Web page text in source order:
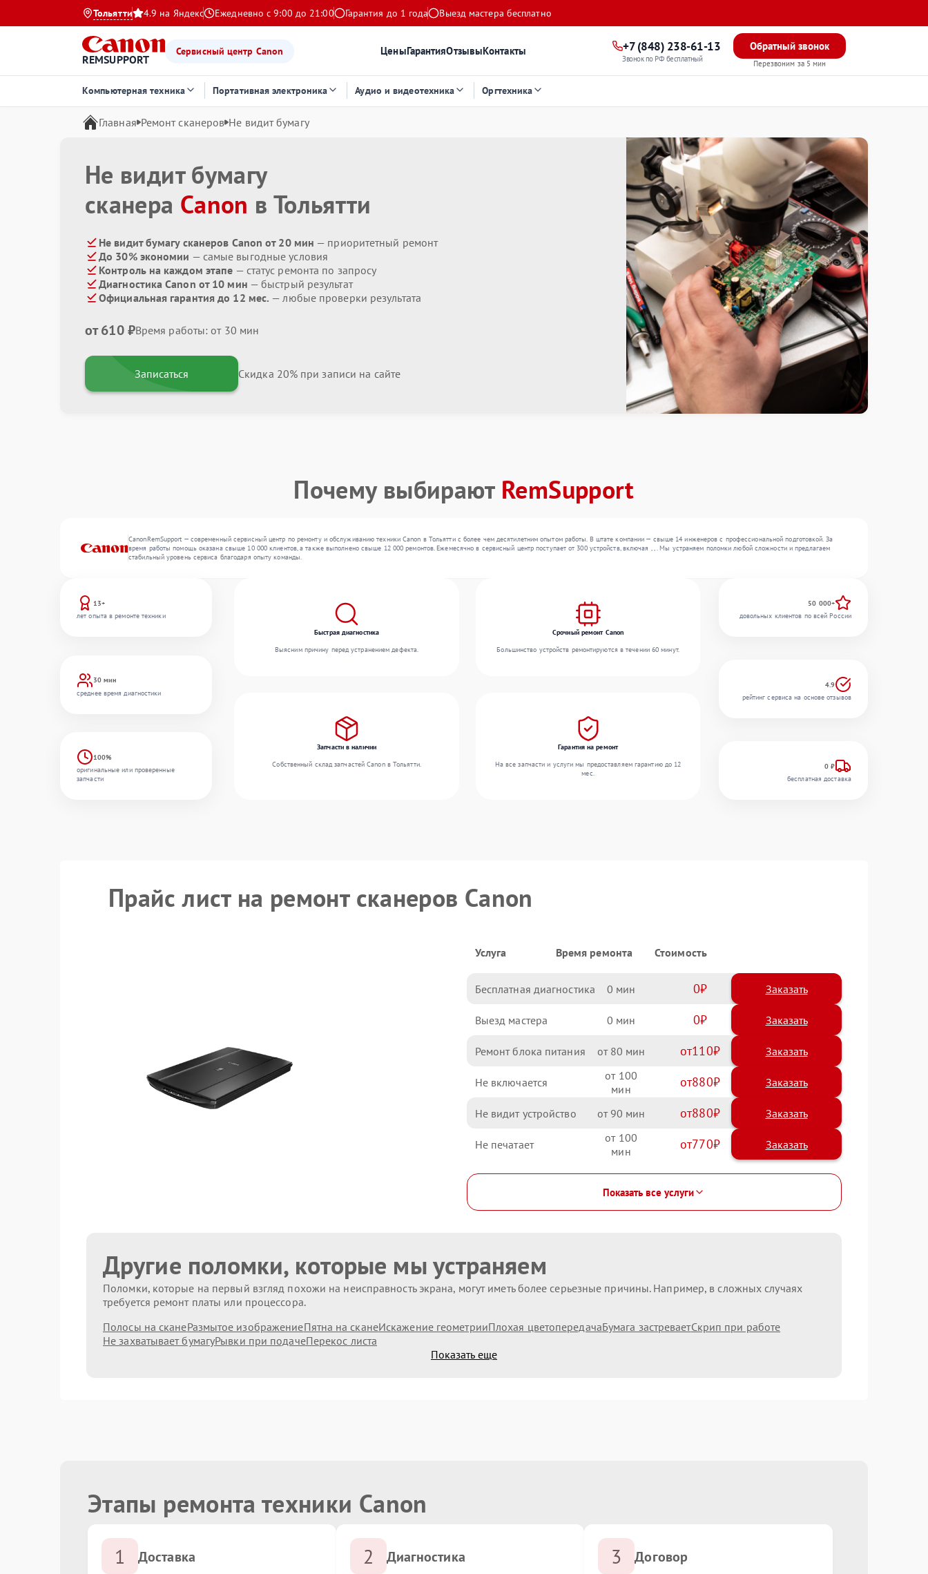
Тольятти 4.9 на Яндекс Ежедневно с 9:00 до 21:00 Гарантия до 1 года Выезд мастера бесплатно
REMSUPPORT
Сервисный центр Canon ЦеныГарантияОтзывыКонтакты +7 (848) 238-61-13
Звонок по РФ бесплатный
Обратный звонок
Перезвоним за 5 мин
Компьютерная техника Портативная электроника Аудио и видеотехника Оргтехника
Главная Ремонт сканеров Не видит бумагу
Не видит бумагу
сканера Canon в Тольятти
Не видит бумагу сканеров Canon от 20 мин — приоритетный ремонт
До 30% экономии — самые выгодные условия
Контроль на каждом этапе — статус ремонта по запросу
Диагностика Canon от 10 мин — быстрый результат
Официальная гарантия до 12 мес. — любые проверки результата
от 610 ₽Время работы: от 30 мин
Записаться Скидка 20% при записи на сайте
Почему выбирают RemSupport
CanonRemSupport — современный сервисный центр по ремонту и обслуживанию техники Canon в Тольятти с более чем десятилетним опытом работы. В штате компании — свыше 14 инженеров с профессиональной подготовкой. За
время работы помощь оказана свыше 10 000 клиентов, а также выполнено свыше 12 000 ремонтов. Ежемесячно в сервисный центр поступает от 300 устройств, включая , , . Мы устраняем поломки любой сложности и предлагаем
стабильный уровень сервиса благодаря опыту команды.
13+
лет опыта в ремонте техники
30 мин
среднее время диагностики
100%
оригинальные или проверенные
запчасти
Быстрая диагностика
Выясним причину перед устранением дефекта.
Срочный ремонт Canon
Большинство устройств ремонтируются в течении 60 минут.
Запчасти в наличии
Собственный склад запчастей Canon в Тольятти.
Гарантия на ремонт
На все запчасти и услуги мы предоставляем гарантию до 12
мес.
50 000+
довольных клиентов по всей России
4.9
рейтинг сервиса на основе отзывов
0 ₽
бесплатная доставка
Прайс лист на ремонт сканеров Canon
Услуга Время ремонта Стоимость
Бесплатная диагностика 0 0 Заказать
Выезд мастера 0 0 Заказать
Ремонт блока питания 80 110
Не включается 100 880
Не видит устройство 90 880
Не печатает 100 770
Показать все услуги
Другие поломки, которые мы устраняем
Поломки, которые на первый взгляд похожи на неисправность экрана, могут иметь более серьезные причины. Например, в сложных случаях
требуется ремонт платы или процессора.
Полосы на сканеРазмытое изображениеПятна на сканеИскажение геометрииПлохая цветопередачаБумага застреваетСкрип при работе
Не захватывает бумагуРывки при подачеПерекос листа
Показать еще
Этапы ремонта техники Canon
1 Доставка 2 Диагностика 3 Договор